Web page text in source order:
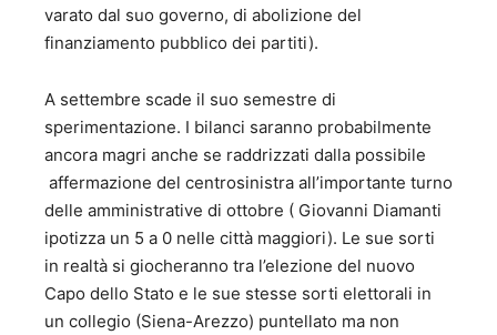
varato dal suo governo, di abolizione del
finanziamento pubblico dei partiti).
A settembre scade il suo semestre di
sperimentazione. I bilanci saranno probabilmente
ancora magri anche se raddrizzati dalla possibile
affermazione del centrosinistra all’importante turno
delle amministrative di ottobre ( Giovanni Diamanti
ipotizza un 5 a 0 nelle città maggiori). Le sue sorti
in realtà si giocheranno tra l’elezione del nuovo
Capo dello Stato e le sue stesse sorti elettorali in
un collegio (Siena-Arezzo) puntellato ma non